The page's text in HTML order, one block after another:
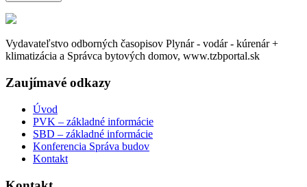
Vydavateľstvo odborných časopisov Plynár - vodár - kúrenár +
klimatizácia a Správca bytových domov, www.tzbportal.sk
Zaujímavé odkazy
Úvod
PVK – základné informácie
SBD – základné informácie
Konferencia Správa budov
Kontakt